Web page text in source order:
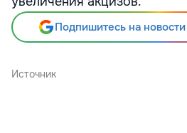
Подпишитесь на
Источник